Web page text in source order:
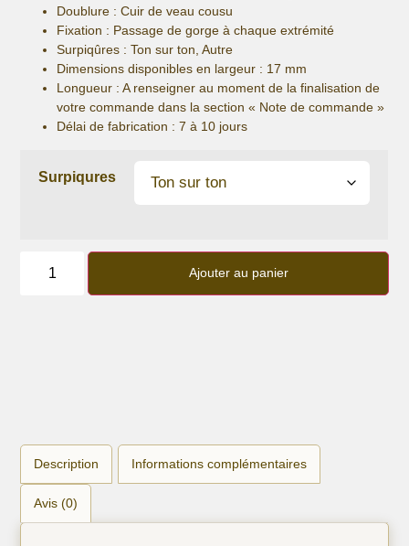
Doublure : Cuir de veau cousu
Fixation : Passage de gorge à chaque extrémité
Surpiqûres : Ton sur ton, Autre
Dimensions disponibles en largeur : 17 mm
Longueur : A renseigner au moment de la finalisation de
votre commande dans la section « Note de commande »
Délai de fabrication : 7 à 10 jours
Surpiqures
Bracelet
Ajouter au panier
Description Informations complémentaires
Avis (0)